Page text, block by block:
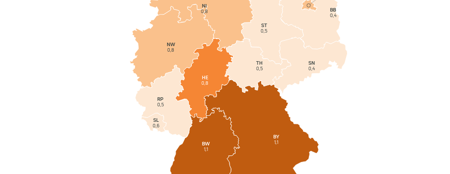
BW
1,1
BY
1,1
BB
0,4
HE
0,8
NI
0,8
NW
0,8
RP
0,5
SL
0,6
ST
0,5
SN
0,4
TH
0,5